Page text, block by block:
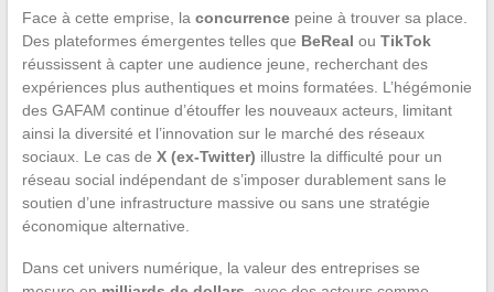
Face à cette emprise, la concurrencepeine à trouver sa place.
Des plateformes émergentes telles que BeReal ou TikTok
réussissent à capter une audience jeune, recherchant des
expériences plus authentiques et moins formatées. L’hégémonie
des GAFAM continue d’étouffer les nouveaux acteurs, limitant
ainsi la diversité et l’innovation sur le marché des réseaux
sociaux. Le cas de X (ex-Twitter) illustre la difficulté pour un
réseau social indépendant de s’imposer durablement sans le
soutien d’une infrastructure massive ou sans une stratégie
économique alternative.
Dans cet univers numérique, la valeur des entreprises se